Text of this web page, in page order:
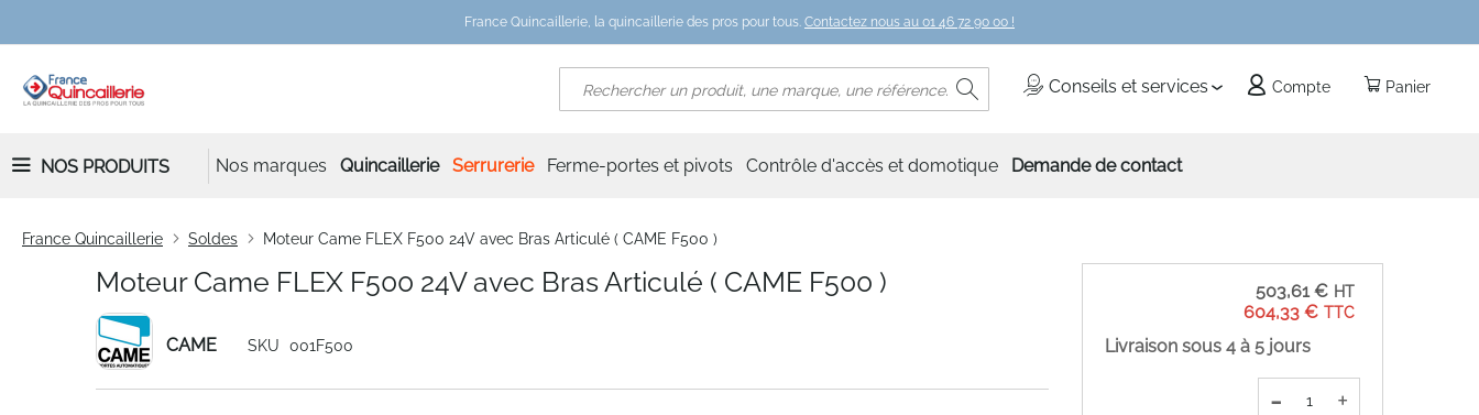
France Quincaillerie, la quincaillerie des pros pour tous. Contactez nous au 01 46 72 90 00 !
Panier
Conseils et services Compte
Rechercher
NOS PRODUITS Nos marques Quincaillerie Serrurerie Ferme-portes et pivots Contrôle d'accès et domotique Demande de contact
France Quincaillerie Soldes Moteur Came FLEX F500 24V avec Bras Articulé ( CAME F500 )
Moteur Came FLEX F500 24V avec Bras Articulé ( CAME F500 )
CAME SKU 001F500
604,33 €
503,61 €
Livraison sous 4 à 5 jours
- +